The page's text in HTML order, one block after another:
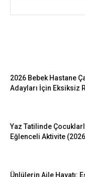
2026 Bebek Hastane
Adayları İçin Eksiksiz
Yaz Tatilinde
Eğlenceli Aktivite
Ünlülerin Aile Hayatı: